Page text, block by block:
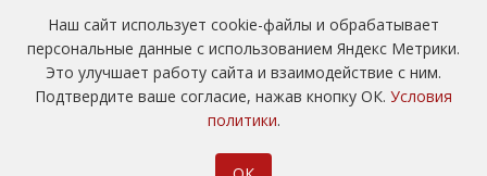
сада ОПТОМ
Наш сайт использует cookie-файлы и обрабатывает
персональные данные с использованием Яндекс Метрики.
Это улучшает работу сайта и взаимодействие с ним.
Подтвердите ваше согласие, нажав кнопку ОК. Условия
политики.